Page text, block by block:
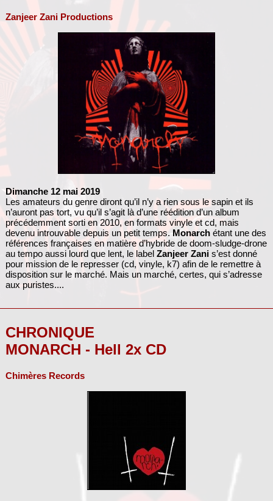
Zanjeer Zani Productions
Dimanche 12 mai 2019
Les amateurs du genre diront qu’il n’y a rien sous le sapin et ils
n’auront pas tort, vu qu’il s’agit là d’une réédition d’un album
précédemment sorti en 2010, en formats vinyle et cd, mais
devenu introuvable depuis un petit temps.Monarchétant une des
références françaises en matière d’hybride de doom-sludge-drone
au tempo aussi lourd que lent, le label Zanjeer Zanis’est donné
pour mission de le represser (cd, vinyle, k7) afin de le remettre à
disposition sur le marché. Mais un marché, certes, qui s’adresse
aux puristes....
CHRONIQUE
MONARCH - Hell 2x CD
Chimères Records